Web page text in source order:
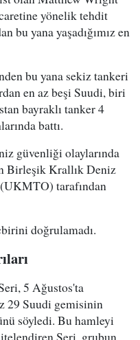
yönelik tehdit
bu yana yaşadığımız en
bu yana sekiz tankeri
en az beşi Suudi, biri
bayraklı tanker 4
battı.
güvenliği olaylarında
Birleşik Krallık Deniz
tarafından
doğrulamadı.
5 Ağustos'ta
29 Suudi gemisinin
söyledi. Bu hamleyi
Seri, grubun